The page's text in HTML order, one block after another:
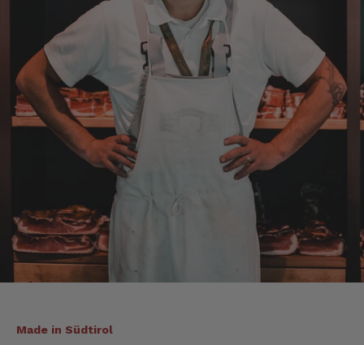
Made in Südtirol
Verifizierter Kunde
Seit ich SEPP-Manufaktur kenne, bestelle ich
nur noch da. Große Auswahl, für jeden ist
was dabei. Für mich passt die Preis-Leistung
ebenso. Ich bleib dabei.
8.8.2026
Tatsiana
Verifizierter Kunde
Schnelle Lieferung.Sehr zufrieden.Danke.
8.8.2026
Lecker Probierpaket, schnelle Lieferung. Top